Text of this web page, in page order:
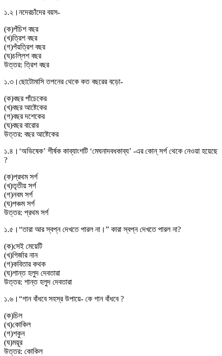
১.২। নদেরচাঁদের বয়স-
(ক)পঁচিশ বছর
(খ)ত্রিশ বছর
(গ)পঁয়ত্রিশ বছর
(ঘ)চল্লিশ বছর
উত্তর: ত্রিশ বছর
১.৩। ছােটোমাসি তপনের থেকে কত বছরের বড়াে-
(ক)বছর পাঁচেকের
(খ)বছর আষ্টেকের
(গ)বছর দশেকের
(ঘ)বছর বারাের
উত্তর: বছর আষ্টেকের
১.৪। ‘অভিষেক’ শীর্ষক কাব্যাংশটি ‘মেঘনাদবধকাব্য’ -এর কোন্ সর্গ থেকে নেওয়া হয়েছে
?
(ক)প্রথম সর্গ
(খ)তৃতীয় সর্গ
(গ)নবম সর্গ
(ঘ)পঞ্চম সর্গ
উত্তর: প্রথম সর্গ
১.৫। “তারা আর স্বপ্ন দেখতে পারল না।” কারা স্বপ্ন দেখতে পারল না?
(ক)সেই মেয়েটি
(খ)গির্জার নান
(গ)কবিতার কথক
(ঘ)শান্ত হলুদ দেবতারা
উত্তর: শান্ত হলুদ দেবতারা
১.৬। “গান বাঁধবে সহস্র উপায়ে- কে গান বাঁধবে ?
(ক)চিল
(খ)কোকিল
(গ)শকুন
(ঘ)ময়ূর
উত্তর: কোকিল